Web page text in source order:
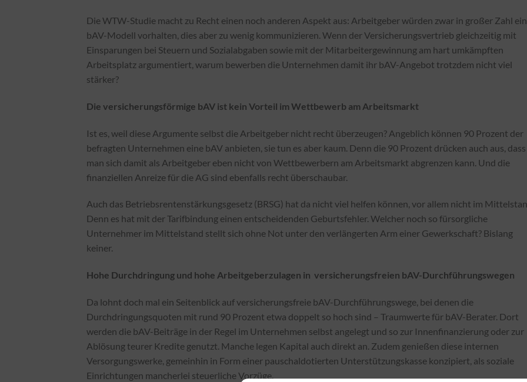
Die WTW-Studie macht zu Recht einen noch anderen Aspekt aus: Arbeitgeber würden zwar in großer Zahl ein
bAV-Modell vorhalten, dies aber zu wenig kommunizieren. Wenn der Versicherungsvertrieb gleichzeitig mit
Einsparungen bei Steuern und Sozialabgaben sowie mit der Mitarbeitergewinnung am hart umkämpften
Arbeitsplatz argumentiert, warum bewerben die Unternehmen damit ihr bAV-Angebot trotzdem nicht viel
stärker?
Die versicherungsförmige bAV ist kein Vorteil im Wettbewerb am Arbeitsmarkt
Ist es, weil diese Argumente selbst die Arbeitgeber nicht recht überzeugen? Angeblich können 90 Prozent der
befragten Unternehmen eine bAV anbieten, sie tun es aber kaum. Denn die 90 Prozent drücken auch aus, dass
man sich damit als Arbeitgeber eben nicht von Wettbewerbern am Arbeitsmarkt abgrenzen kann. Und die
finanziellen Anreize für die AG sind ebenfalls recht überschaubar.
Auch das Betriebsrentenstärkungsgesetz (BRSG) hat da nicht viel helfen können, vor allem nicht im
Denn es hat mit der Tarifbindung einen entscheidenden Geburtsfehler. Welcher noch so fürsorgliche
Unternehmer im Mittelstand stellt sich ohne Not unter den verlängerten Arm einer Gewerkschaft? Bislang
keiner.
Hohe Durchdringung und hohe Arbeitgeberzulagen in versicherungsfreien bAV-Durchführungswegen
Da lohnt doch mal ein Seitenblick auf versicherungsfreie bAV-Durchführungswege, bei denen die
Durchdringungsquoten mit rund 90 Prozent etwa doppelt so hoch sind – Traumwerte für bAV-Berater. Dort
werden die bAV-Beiträge in der Regel im Unternehmen selbst angelegt und so zur Innenfinanzierung oder zur
Ablösung teurer Kredite genutzt. Manche legen Kapital auch direkt an. Zudem genießen diese internen
Versorgungswerke, gemeinhin in Form einer pauschaldotierten Unterstützungskasse konzipiert, als soziale
Einrichtungen mancherlei steuerliche Vorzüge.